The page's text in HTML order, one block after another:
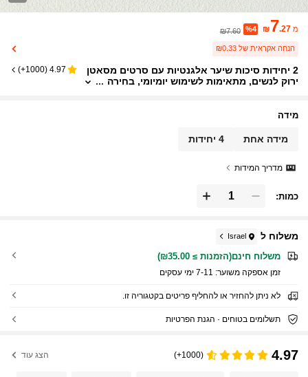
מ ₪7.27
%4
₪7.60
הנחה אקראית של ₪0.33
2 יחידות סיכות שיער אלגנטיות עם סרטים מסאטן
ירוק לנשים, מתאימות לשימוש יומיומי, בחירה
4.97
(
1000+
)
מידה
מידה אחת 4 יחידות
מדריך המידות
כמות:
משלוח ל Israel
משלוח חינם(הזמנות ≥ ₪35.00)
זמן אספקה ​​משוער: 7-11 ימי עסקים
לא ניתן להחזיר או להחליף פריטים בקטגוריה זו.
תשלומים בטוחים · הגנת הפרטיות
4.97
(1000+) הצג עוד